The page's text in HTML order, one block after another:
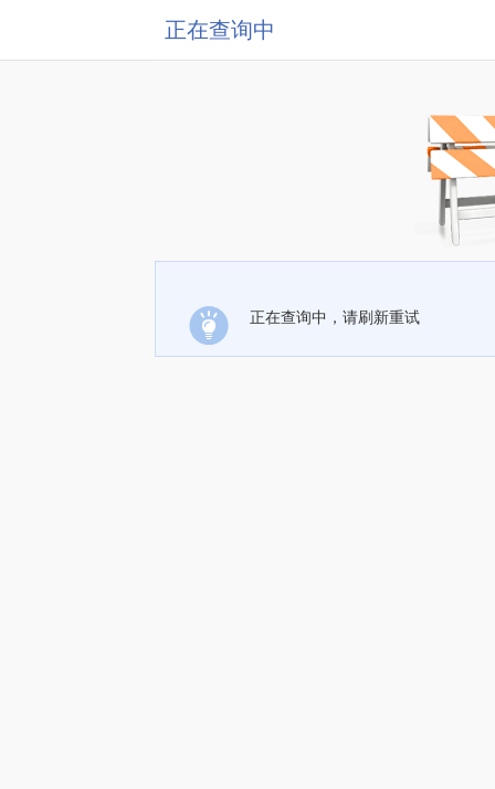
正在查询中
正在查询中，请刷新重试